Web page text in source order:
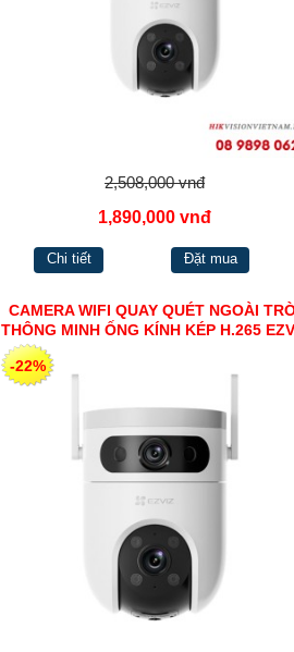
2,508,000 vnđ
1,890,000 vnđ
Chi tiết Đặt mua
CAMERA WIFI QUAY QUÉT NGOÀI
THÔNG MINH ỐNG KÍNH KÉP H.265
-22%